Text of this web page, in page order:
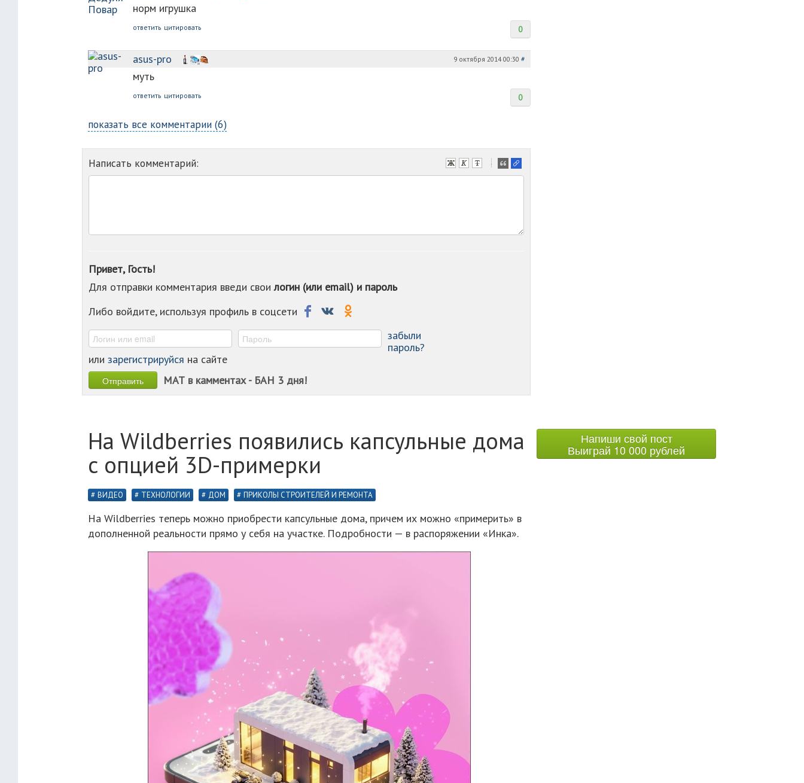
норм игрушка
0
ответить цитировать
asus-pro 9 октября 2014 00:30 #
муть
0
ответить цитировать
показать все комментарии (6)
Написать комментарий:
-
-
-
Привет, Гость!
Для отправки комментария введи своилогин (или email) и пароль
Либо войдите, используя профиль в соцсети
забыли
пароль?
или зарегистрируйся на сайте
МАТ в камментах - БАН 3 дня!
На Wildberries появились капсульные дома
с опцией 3D-примерки
ВИДЕО ТЕХНОЛОГИИ ДОМ ПРИКОЛЫ СТРОИТЕЛЕЙ И РЕМОНТА
На Wildberries теперь можно приобрести капсульные дома, причем их можно «примерить» в
дополненной реальности прямо у себя на участке. Подробности — в распоряжении «Инка».
Напиши свой пост
Выиграй 10 000 рублей